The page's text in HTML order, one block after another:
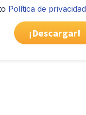
Política de privacidad